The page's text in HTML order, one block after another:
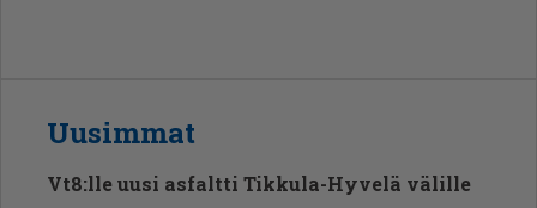
Uusimmat
Vt8:lle uusi asfaltti Tikkula-Hyvelä välille